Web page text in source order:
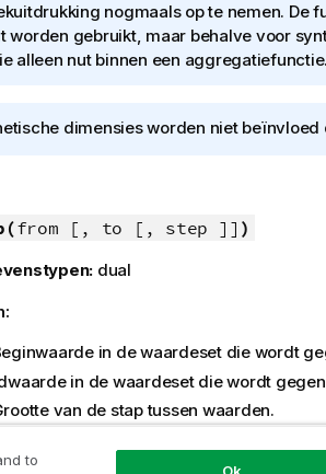
nogmaals op te nemen. De
worden gebruikt, maar behalve voor
alleen nut binnen een
dimensies worden niet beïnvloed
from [, to [, step ]] )
dual
in de waardeset die wordt
in de waardeset die wordt
van de stap tussen waarden.
to